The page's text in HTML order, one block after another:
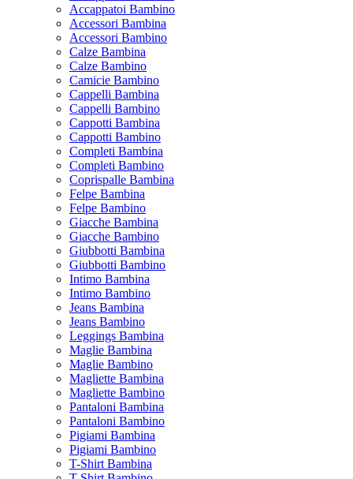
Accappatoi Bambino
Accessori Bambina
Accessori Bambino
Calze Bambina
Calze Bambino
Camicie Bambino
Cappelli Bambina
Cappelli Bambino
Cappotti Bambina
Cappotti Bambino
Completi Bambina
Completi Bambino
Coprispalle Bambina
Felpe Bambina
Felpe Bambino
Giacche Bambina
Giacche Bambino
Giubbotti Bambina
Giubbotti Bambino
Intimo Bambina
Intimo Bambino
Jeans Bambina
Jeans Bambino
Leggings Bambina
Maglie Bambina
Maglie Bambino
Magliette Bambina
Magliette Bambino
Pantaloni Bambina
Pantaloni Bambino
Pigiami Bambina
Pigiami Bambino
T-Shirt Bambina